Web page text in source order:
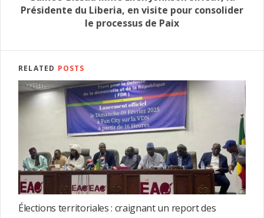
Présidente du Liberia, en visite pour consolider
le processus de Paix
RELATED POSTS
Élections territoriales : craignant un report des